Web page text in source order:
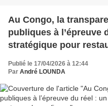
Au Congo, la
publiques à l’épreuve
stratégique pour
Publié le 17/04/2026 à 12:44
Par André LOUNDA